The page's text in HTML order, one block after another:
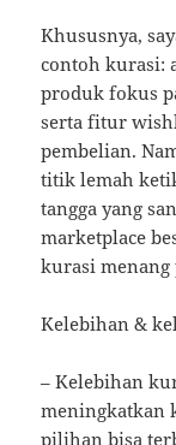
Khususnya,
contoh kurasi:
produk fokus
serta fitur
pembelian.
titik lemah
tangga yang
marketplace
kurasi menang
Kelebihan &
– Kelebihan
meningkatkan
pilihan bisa